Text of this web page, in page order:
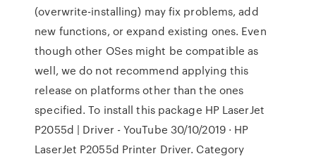
(overwrite-installing) may fix problems, add
new functions, or expand existing ones. Even
though other OSes might be compatible as
well, we do not recommend applying this
release on platforms other than the ones
specified. To install this package HP LaserJet
P2055d | Driver - YouTube 30/10/2019 · HP
LaserJet P2055d Printer Driver. Category